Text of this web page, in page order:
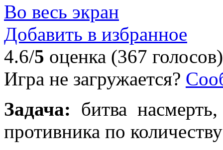
Во весь экран
Добавить в избранное
4.6/5 оценка (367 голосов)
Игра не загружается?
Задача: битва
противника по